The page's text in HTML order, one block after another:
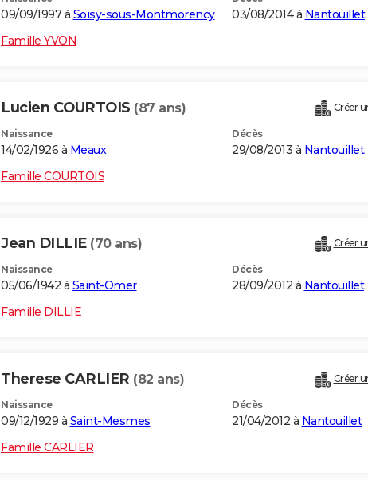
09/09/1997 à Soisy-sous-Montmorency 03/08/2014 à Nantouillet
Famille YVON
Lucien COURTOIS (87 ans) Créer
Naissance
14/02/1926 à Meaux
Décès
29/08/2013 à Nantouillet
Famille COURTOIS
Jean DILLIE (70 ans) Créer
Naissance
05/06/1942 à Saint-Omer
Décès
28/09/2012 à Nantouillet
Famille DILLIE
Therese CARLIER (82 ans) Créer
Naissance
09/12/1929 à Saint-Mesmes
Décès
21/04/2012 à Nantouillet
Famille CARLIER